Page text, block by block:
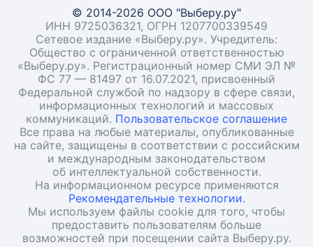
© 2014-2026 ООО "Выберу.ру"
ИНН 9725036321, ОГРН 1207700339549
Сетевое издание «Выберу.ру». Учредитель:
Общество с ограниченной ответственностью
«Выберу.ру». Регистрационный номер СМИ ЭЛ №
ФС 77 — 81497 от 16.07.2021, присвоенный
Федеральной службой по надзору в сфере связи,
информационных технологий и массовых
коммуникаций. Пользовательское соглашение
Все права на любые материалы, опубликованные
на сайте, защищены в соответствии с российским
и международным законодательством
об интеллектуальной собственности.
На информационном ресурсе применяются
Рекомендательные технологии.
Мы используем файлы cookie для того, чтобы
предоставить пользователям больше
возможностей при посещении сайта Выберу.ру.